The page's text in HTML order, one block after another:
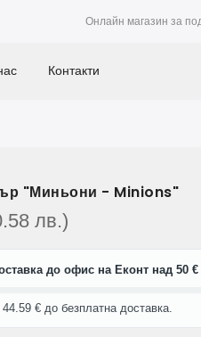
Онлайн магазин за
Контакти
"Миньони - Minions"
лв.)
до офис на Еконт над 50 €
€ до безплатна доставка.